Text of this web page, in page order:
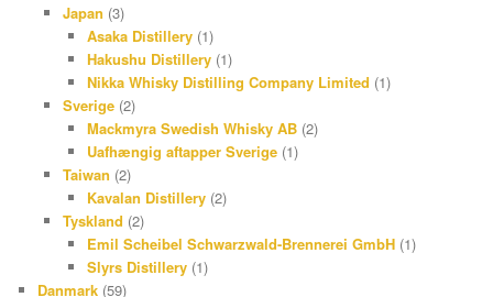
Japan (3)
Asaka Distillery (1)
Hakushu Distillery (1)
Nikka Whisky Distilling Company Limited (1)
Sverige(2)
Mackmyra Swedish Whisky AB (2)
Uafhængig aftapper Sverige (1)
Taiwan (2)
Kavalan Distillery (2)
Tyskland (2)
Emil Scheibel Schwarzwald-Brennerei GmbH (1)
Slyrs Distillery (1)
Danmark (59)